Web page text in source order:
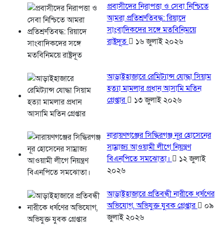
প্রবাসীদের নিরাপত্তা ও সেবা নিশ্চিতে
আমরা প্রতিশ্রুতিবদ্ধ: রিয়াদে
সাংবাদিকদের সঙ্গে মতবিনিময়ে
রাষ্ট্রদূত
১৬ জুলাই ২০২৬
আড়াইহাজারে রেমিট্যান্স যোদ্ধা সিয়াম
হত্যা মামলার প্রধান আসামি মতিন
গ্রেপ্তার
১৩ জুলাই ২০২৬
নারায়ণগঞ্জের সিদ্ধিরগঞ্জ নূর হোসেনের
সাম্রাজ্য আওয়ামী লীগে নিয়ন্ত্রণ
বিএনপিতে সমঝোতা।
১২ জুলাই
২০২৬
আড়াইহাজারে প্রতিবন্ধী নারীকে ধর্ষণের
অভিযোগ, অভিযুক্ত যুবক গ্রেপ্তার
০৯
জুলাই ২০২৬